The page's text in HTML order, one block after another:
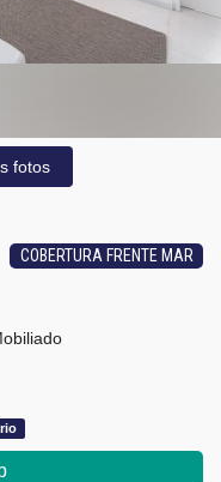
fotos
COBERTURA FRENTE MAR